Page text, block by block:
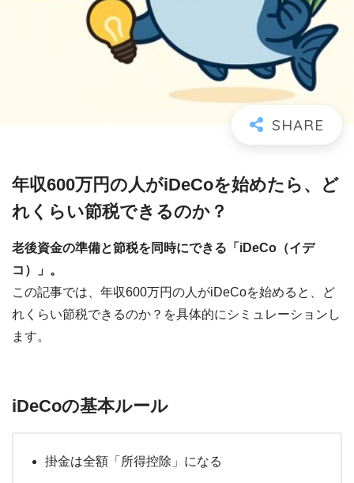
年収600万円の人がiDeCoを始めたら、ど
れくらい節税できるのか？
老後資金の準備と節税を同時にできる「iDeCo（イデ
コ）」。
この記事では、年収600万円の人がiDeCoを始めると、ど
れくらい節税できるのか？を具体的にシミュレーションし
ます。
iDeCoの基本ルール
掛金は全額「所得控除」になる